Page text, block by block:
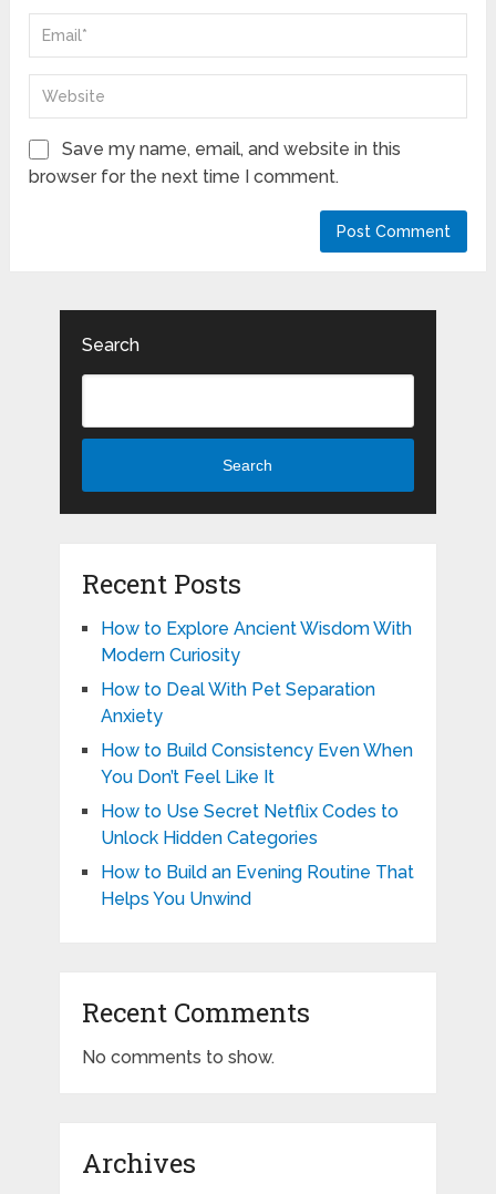
Save my name, email, and website in this
browser for the next time I comment.
Search
Search
Recent Posts
How to Explore Ancient Wisdom With
Modern Curiosity
How to Deal With Pet Separation
Anxiety
How to Build Consistency Even When
You Don’t Feel Like It
How to Use Secret Netflix Codes to
Unlock Hidden Categories
How to Build an Evening Routine That
Helps You Unwind
Recent Comments
No comments to show.
Archives